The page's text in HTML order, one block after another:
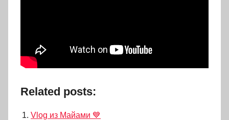
Related posts:
Vlog из Майами 💙